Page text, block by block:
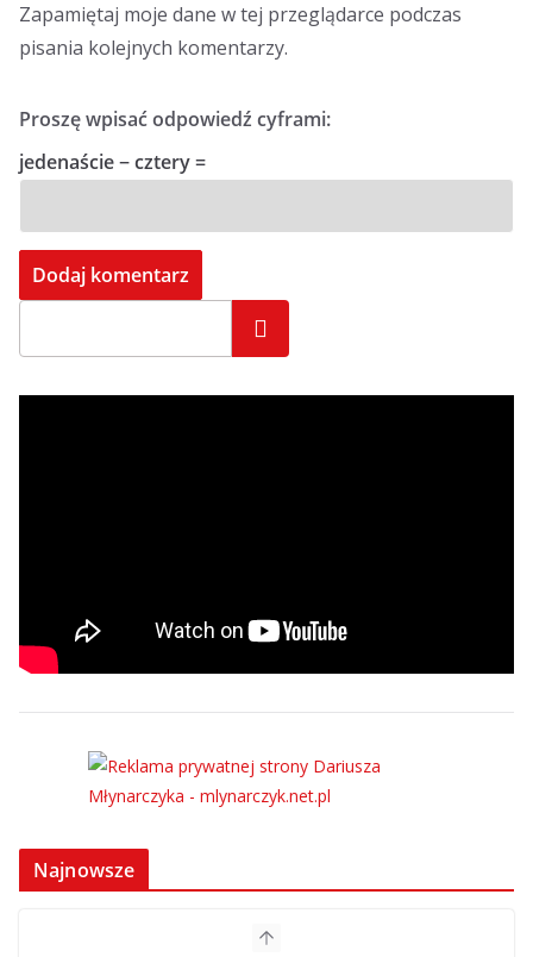
Zapamiętaj moje dane w tej przeglądarce podczas
pisania kolejnych komentarzy.
Proszę wpisać odpowiedź cyframi:
jedenaście − cztery =
Szukaj
Najnowsze